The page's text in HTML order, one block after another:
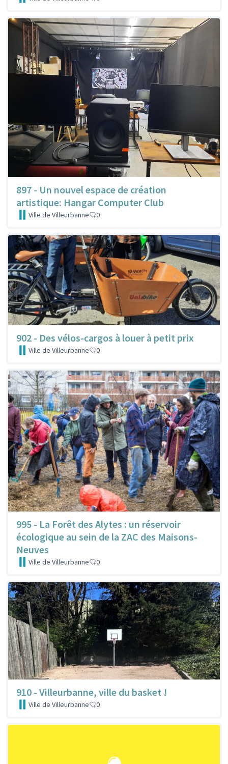
897 - Un nouvel espace de création
artistique: Hangar Computer Club
Ville de Villeurbanne 0
902 - Des vélos-cargos à louer à petit prix
Ville de Villeurbanne 0
995 - La Forêt des Alytes : un réservoir
écologique au sein de la ZAC des Maisons-
Neuves
Ville de Villeurbanne 0
910 - Villeurbanne, ville du basket !
Ville de Villeurbanne 0